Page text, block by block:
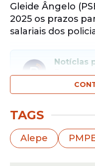
Gleide Ângelo
2025 os prazos
salariais dos
Notícias
de
Alegando
despesa, a
TAGS
Alepe